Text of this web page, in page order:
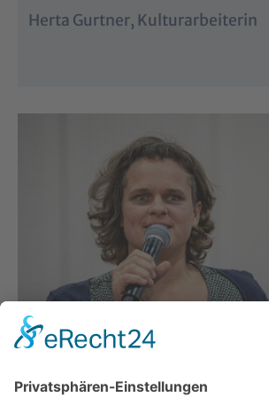
Herta Gurtner, Kulturarbeiterin